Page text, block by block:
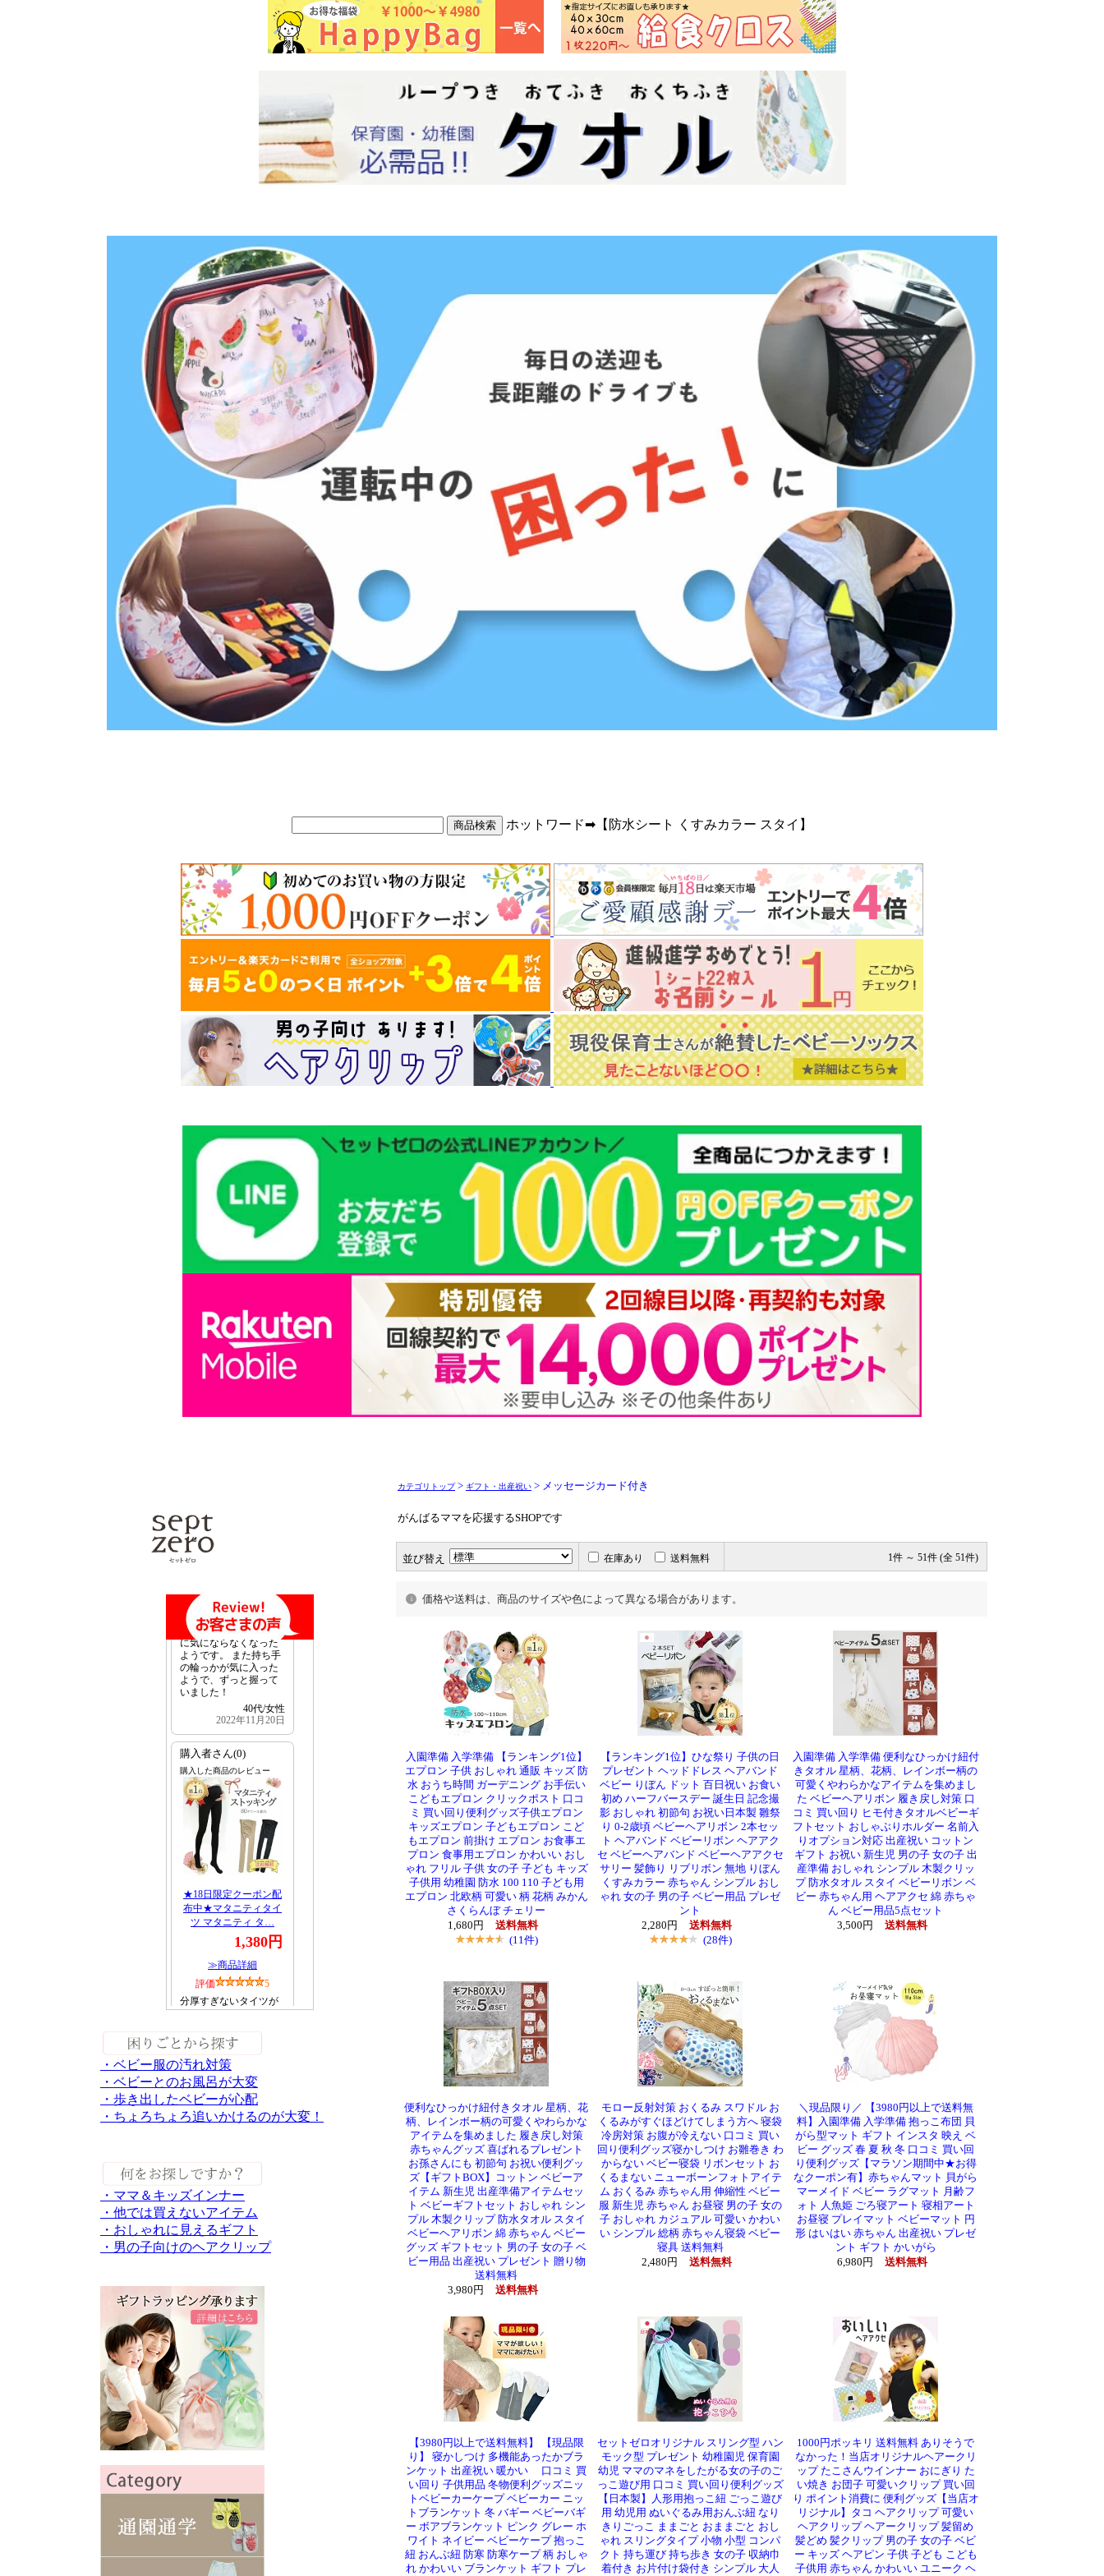
ホットワード➡【防水シート くすみカラー スタイ】
・ベビー服の汚れ対策
・ベビーとのお風呂が大変
・歩き出したベビーが心配
・ちょろちょろ追いかけるのが大変！
・ママ＆キッズインナー
・他では買えないアイテム
・おしゃれに見えるギフト
・男の子向けのヘアクリップ
カテゴリトップ> ギフト・出産祝い > メッセージカード付き
がんばるママを応援するSHOPです
並び替え 在庫あり 送料無料 1件 ～ 51件 (全 51件)
価格や送料は、商品のサイズや色によって異なる場合があります。
入園準備 入学準備 【ランキング1位】
エプロン 子供 おしゃれ 通販 キッズ 防
水 おうち時間 ガーデニング お手伝い
こどもエプロン クリックポスト 口コ
ミ 買い回り便利グッズ子供エプロン
キッズエプロン 子どもエプロン こど
もエプロン 前掛け エプロン お食事エ
プロン 食事用エプロン かわいい おし
ゃれ フリル 子供 女の子 子ども キッズ
子供用 幼稚園 防水 100 110 子ども用
エプロン 北欧柄 可愛い 柄 花柄 みかん
さくらんぼ チェリー
1,680円
送料無料
(11件)
【ランキング1位】ひな祭り 子供の日
プレゼント ヘッドドレス ヘアバンド
ベビー りぼん ドット 百日祝い お食い
初め ハーフバースデー 誕生日 記念撮
影 おしゃれ 初節句 お祝い日本製 雛祭
り 0-2歳頃 ベビーヘアリボン 2本セッ
ト ヘアバンド ベビーリボン ヘアアク
セ ベビーヘアバンド ベビーヘアアクセ
サリー 髪飾り リブリボン 無地 りぼん
くすみカラー 赤ちゃん シンプル おし
ゃれ 女の子 男の子 ベビー用品 プレゼ
ント
2,280円
送料無料
(28件)
入園準備 入学準備 便利なひっかけ紐付
きタオル 星柄、花柄、レインボー柄の
可愛くやわらかなアイテムを集めまし
た ベビーヘアリボン 履き戻し対策 口
コミ 買い回り ヒモ付きタオルベビーギ
フトセット おしゃぶりホルダー 名前入
りオプション対応 出産祝い コットン
ギフト お祝い 新生児 男の子 女の子 出
産準備 おしゃれ シンプル 木製クリッ
プ 防水タオル スタイ ベビーリボン ベ
ビー 赤ちゃん用 ヘアアクセ 綿 赤ちゃ
ん ベビー用品5点セット
3,500円
送料無料
便利なひっかけ紐付きタオル 星柄、花
柄、レインボー柄の可愛くやわらかな
アイテムを集めました 履き戻し対策
赤ちゃんグッズ 喜ばれるプレゼント
お孫さんにも 初節句 お祝い便利グッ
ズ【ギフトBOX】コットン ベビーア
イテム 新生児 出産準備アイテムセッ
ト ベビーギフトセット おしゃれ シン
プル 木製クリップ 防水タオル スタイ
ベビーヘアリボン 綿 赤ちゃん ベビー
グッズ ギフトセット 男の子 女の子 ベ
ビー用品 出産祝い プレゼント 贈り物
送料無料
3,980円
送料無料
モロー反射対策 おくるみ スワドル お
くるみがすぐほどけてしまう方へ 寝袋
冷房対策 お腹が冷えない 口コミ 買い
回り便利グッズ寝かしつけ お雛巻き わ
からない ベビー寝袋 リボンセット お
くるまない ニューボーンフォトアイテ
ム おくるみ 赤ちゃん用 伸縮性 ベビー
服 新生児 赤ちゃん お昼寝 男の子 女の
子 おしゃれ カジュアル 可愛い かわい
い シンプル 総柄 赤ちゃん寝袋 ベビー
寝具 送料無料
2,480円
送料無料
＼現品限り／ 【3980円以上で送料無
料】入園準備 入学準備 抱っこ布団 貝
がら型マット ギフト インスタ 映え ベ
ビー グッズ 春 夏 秋 冬 口コミ 買い回
り便利グッズ【マラソン期間中★お得
なクーポン有】赤ちゃんマット 貝がら
マーメイド ベビー ラグマット 月齢フ
ォト 人魚姫 ごろ寝アート 寝相アート
お昼寝 プレイマット ベビーマット 円
形 はいはい 赤ちゃん 出産祝い プレゼ
ント ギフト かいがら
6,980円
送料無料
【3980円以上で送料無料】 【現品限
り】 寝かしつけ 多機能あったかブラ
ンケット 出産祝い 暖かい 口コミ 買
い回り 子供用品 冬物便利グッズニッ
トベビーカーケープ ベビーカー ニッ
トブランケット 冬 バギー ベビーバギ
ー ボアブランケット ピンク グレー ホ
ワイト ネイビー ベビーケープ 抱っこ
紐 おんぶ紐 防寒 防寒ケープ 柄 おしゃ
れ かわいい ブランケット ギフト プレ
セットゼロオリジナル スリング型 ハン
モック型 プレゼント 幼稚園児 保育園
幼児 ママのマネをしたがる女の子のご
っこ遊び用 口コミ 買い回り便利グッズ
【日本製】人形用抱っこ紐 ごっこ遊び
用 幼児用 ぬいぐるみ用おんぶ紐 なり
きりごっこ ままごと おままごと おし
ゃれ スリングタイプ 小物 小型 コンパ
クト 持ち運び 持ち歩き 女の子 収納巾
着付き お片付け袋付き シンプル 大人
1000円ポッキリ 送料無料 ありそうで
なかった！当店オリジナルヘアークリ
ップ たこさんウインナー おにぎり た
い焼き お団子 可愛いクリップ 買い回
り ポイント消費に 便利グッズ【当店オ
リジナル】タコ ヘアクリップ 可愛い
ヘアクリップ ヘアークリップ 髪留め
髪どめ 髪クリップ 男の子 女の子 ベビ
ー キッズ ヘアピン 子供 子ども こども
子供用 赤ちゃん かわいい ユニーク ヘ